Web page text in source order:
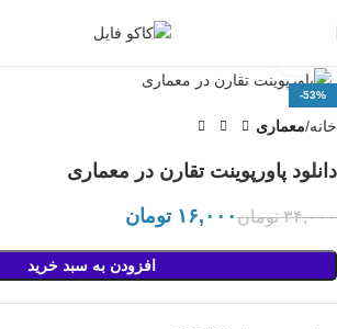
-53%
خانه معماری
دانلود پاورپوینت تقارن در معماری
۳۴,۰۰۰ تومان۱۶,۰۰۰ تومان
افزودن به سبد خرید
انجام می شود...